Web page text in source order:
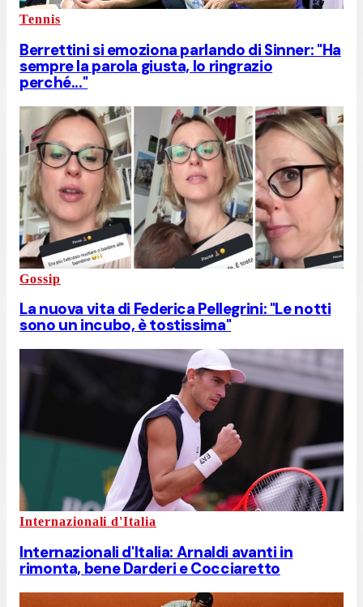
Tennis
Berrettini si emoziona parlando di Sinner: "Ha
sempre la parola giusta, lo ringrazio
perché..."
Gossip
La nuova vita di Federica Pellegrini: "Le notti
sono un incubo, è tostissima"
Internazionali d'Italia
Internazionali d'Italia: Arnaldi avanti in
rimonta, bene Darderi e Cocciaretto